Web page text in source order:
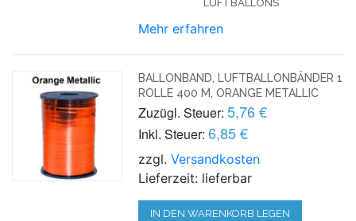
LUFTBALLONS
Mehr erfahren
BALLONBAND, LUFTBALLONBÄNDER 1
ROLLE 400 M, ORANGE METALLIC
Zuzügl. Steuer: 5,76 €
Inkl. Steuer: 6,85 €
zzgl.Versandkosten
Lieferzeit: lieferbar
IN DEN WARENKORB LEGEN